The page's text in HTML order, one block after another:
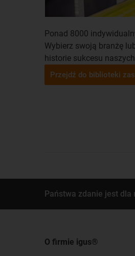
Ponad 8000
Wybierz swoją branżę
historie sukcesu
Przejdź do biblioteki
Państwa zdanie jest dla
O firmie igus®